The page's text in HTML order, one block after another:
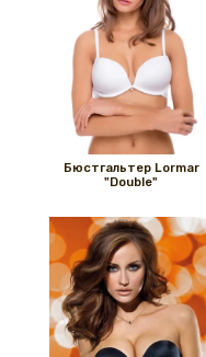
Бюстгальтер Lormar
"Double"